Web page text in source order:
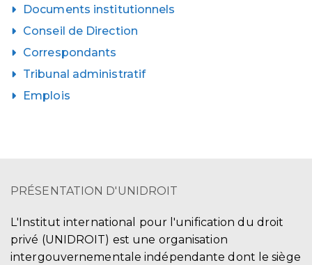
Documents institutionnels
Conseil de Direction
Correspondants
Tribunal administratif
Emplois
PRÉSENTATION D'UNIDROIT
L'Institut international pour l'unification du droit
privé (UNIDROIT) est une organisation
intergouvernementale indépendante dont le siège